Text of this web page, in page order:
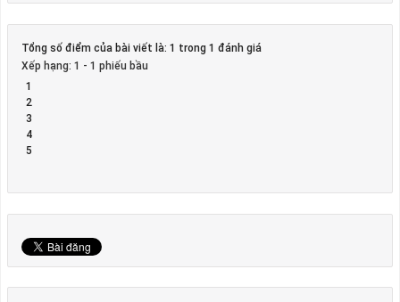
Tổng số điểm của bài viết là: 1 trong 1 đánh giá
Xếp hạng: 1 - 1 phiếu bầu
1
2
3
4
5